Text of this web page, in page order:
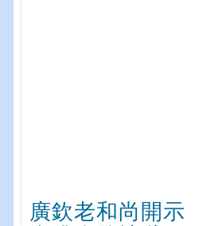
廣欽老和尚開示